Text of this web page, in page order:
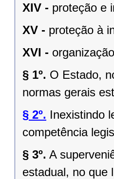
XIV - proteção e
XV - proteção à
XVI -
§ 1º. O Estado,
normas gerais
§ 2º. Inexistindo
competência
§ 3º. A
estadual, no que